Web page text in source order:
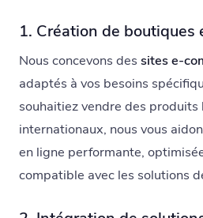
1. Création de boutiques
Nous concevons des sites e-
adaptés à vos besoins
souhaitiez vendre des produits
internationaux, nous vous
en ligne performante,
compatible avec les solutions